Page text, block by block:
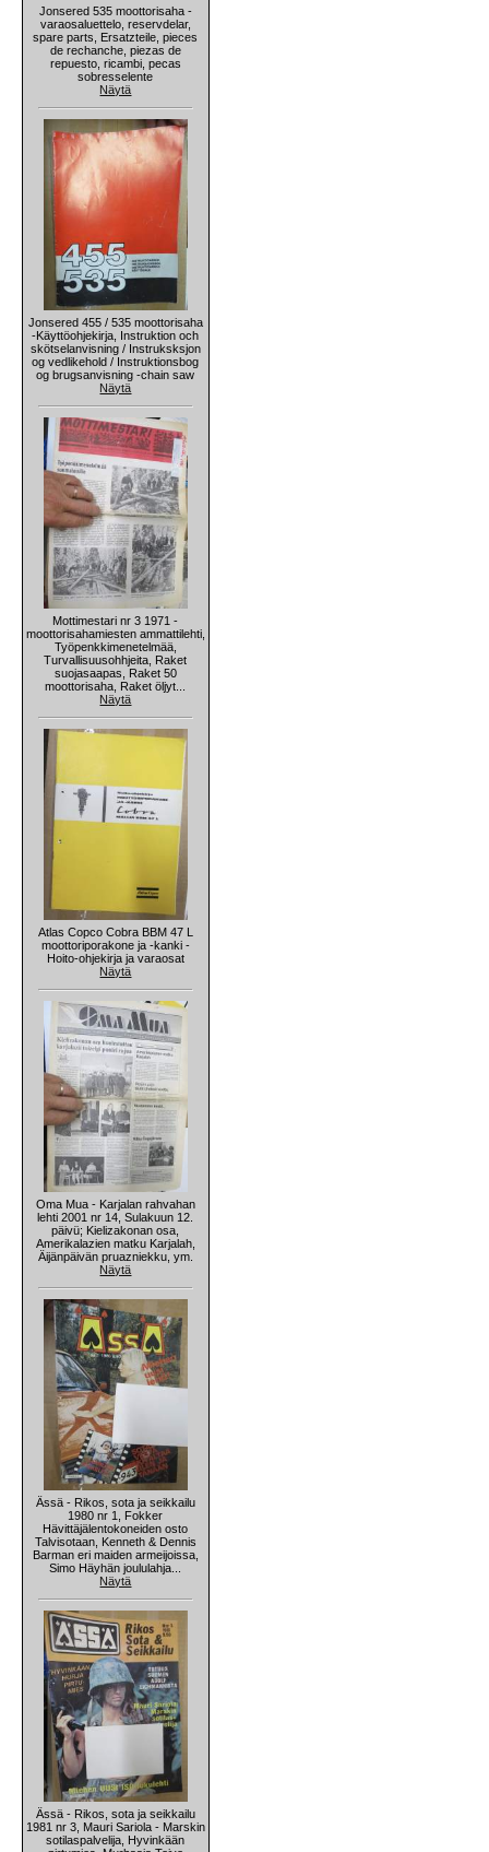
Jonsered 535 moottorisaha -
varaosaluettelo, reservdelar,
spare parts, Ersatzteile, pieces
de rechanche, piezas de
repuesto, ricambi, pecas
sobresselente
Näytä
Jonsered 455 / 535 moottorisaha
-Käyttöohjekirja, Instruktion och
skötselanvisning / Instruksksjon
og vedlikehold / Instruktionsbog
og brugsanvisning -chain saw
Näytä
Mottimestari nr 3 1971 -
moottorisahamiesten ammattilehti,
Työpenkkimenetelmää,
Turvallisuusohhjeita, Raket
suojasaapas, Raket 50
moottorisaha, Raket öljyt...
Näytä
Atlas Copco Cobra BBM 47 L
moottoriporakone ja -kanki -
Hoito-ohjekirja ja varaosat
Näytä
Oma Mua - Karjalan rahvahan
lehti 2001 nr 14, Sulakuun 12.
päivü; Kielizakonan osa,
Amerikalazien matku Karjalah,
Äijänpäivän pruazniekku, ym.
Näytä
Ässä - Rikos, sota ja seikkailu
1980 nr 1, Fokker
Hävittäjälentokoneiden osto
Talvisotaan, Kenneth & Dennis
Barman eri maiden armeijoissa,
Simo Häyhän joululahja...
Näytä
Ässä - Rikos, sota ja seikkailu
1981 nr 3, Mauri Sariola - Marskin
sotilaspalvelija, Hyvinkään